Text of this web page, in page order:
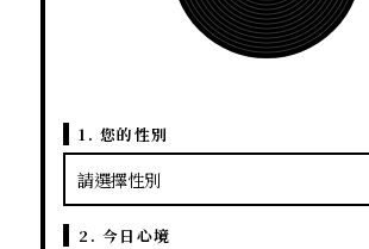
1. 您的性別
2. 今日心境